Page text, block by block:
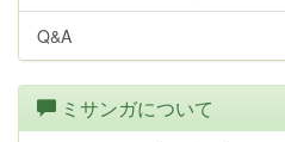
Q&A
ミサンガについて